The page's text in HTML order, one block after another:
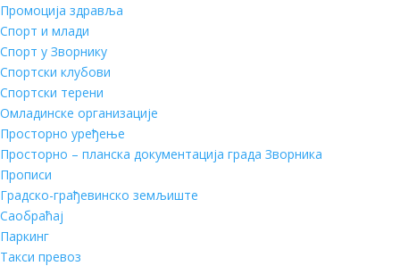
Промоција здравља
Спорт и млади
Спорт у Зворнику
Спортски клубови
Спортски терени
Омладинске организације
Просторно уређење
Просторно – планска документација града Зворника
Прописи
Градско-грађевинско земљиште
Саобраћај
Паркинг
Такси превоз